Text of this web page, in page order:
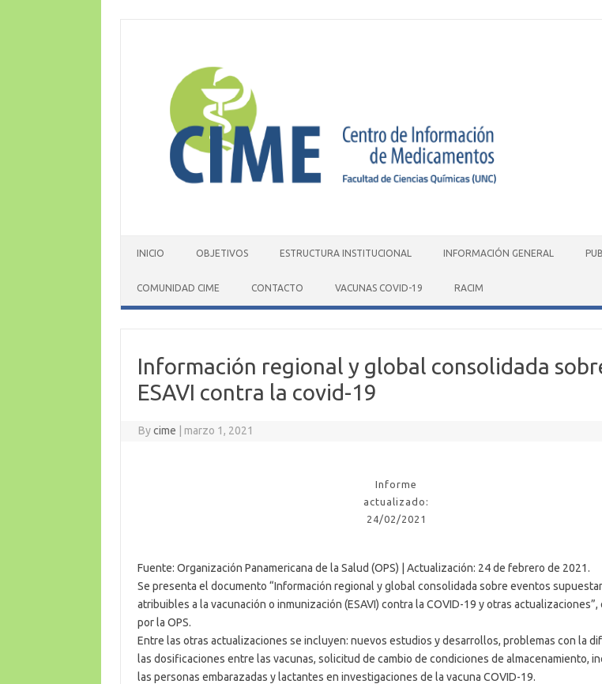
INICIO OBJETIVOS ESTRUCTURA INSTITUCIONAL INFORMACIÓN GENERAL
COMUNIDAD CIME CONTACTO VACUNAS COVID-19 RACIM
Información regional y global consolidada
ESAVI contra la covid-19
Bycime marzo 1, 2021
Informe
actualizado:
24/02/2021
Fuente: Organización Panamericana de la Salud (OPS) | Actualización: 24 de febrero de 2021.
Se presenta el documento “Información regional y global consolidada sobre eventos
atribuibles a la vacunación o inmunización (ESAVI) contra la COVID-19 y otras actualizaciones”,
por la OPS.
Entre las otras actualizaciones se incluyen: nuevos estudios y desarrollos, problemas con la
las dosificaciones entre las vacunas, solicitud de cambio de condiciones de almacenamiento,
las personas embarazadas y lactantes en investigaciones de la vacuna COVID-19.